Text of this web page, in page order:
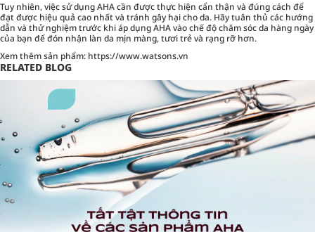
Tuy nhiên, việc sử dụng AHA cần được thực hiện cẩn thận và đúng cách để
đạt được hiệu quả cao nhất và tránh gây hại cho da. Hãy tuân thủ các hướng
dẫn và thử nghiệm trước khi áp dụng AHA vào chế độ chăm sóc da hàng ngày
của bạn để đón nhận làn da mịn màng, tươi trẻ và rạng rỡ hơn.
Xem thêm sản phẩm: https://www.watsons.vn
RELATED BLOG